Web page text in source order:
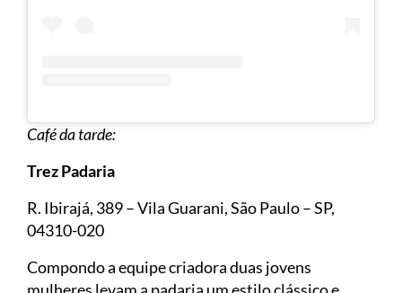
Café da tarde:
Trez Padaria
R. Ibirajá, 389 – Vila Guarani, São Paulo – SP,
04310-020
Compondo a equipe criadora duas jovens